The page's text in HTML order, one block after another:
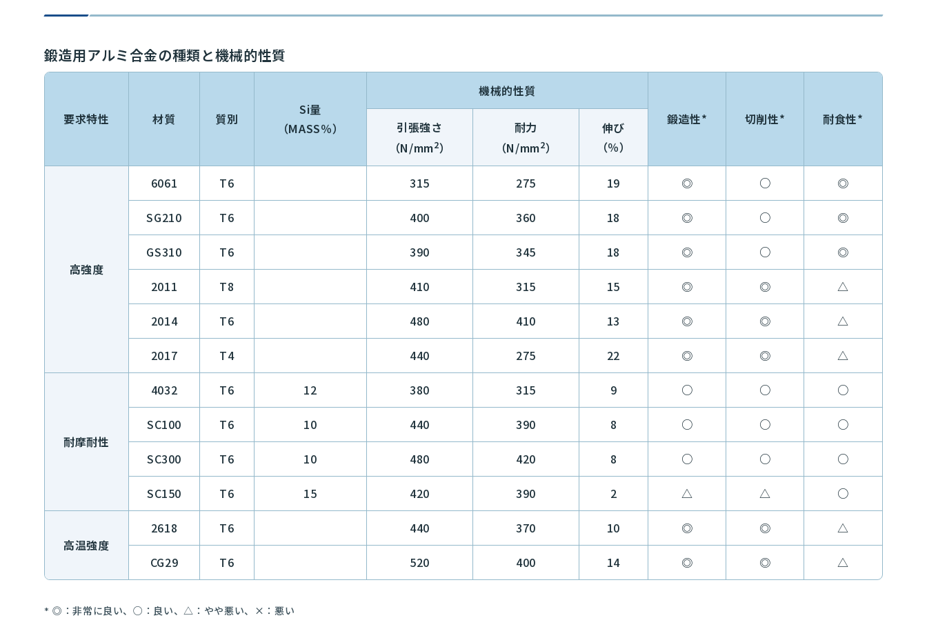
鍛造用アルミ合金の種類と機械的性質
要求特性 材質 質別
Si量
（MASS％）
機械的性質
鍛造性*
切削性* 耐食性*
引張強さ
（N/mm2）
耐力
（N/mm2）
伸び
（％）
高強度
6061 T6 315 275 19 ◎ ○ ◎
SG210 T6 400 360 18 ◎ ○ ◎
GS310 T6 390 345 18 ◎ ○ ◎
2011 T8 410 315 15 ◎ ◎ △
2014 T6 480 410 13 ◎ ◎ △
2017 T4 440 275 22 ◎ ◎ △
耐摩耐性
4032 T6 12 380 315 9 ○ ○ ○
SC100 T6 10 440 390 8 ○ ○ ○
SC300 T6 10 480 420 8 ○ ○ ○
SC150 T6 15 420 390 2 △ △ ○
高温強度
2618 T6 440 370 10 ◎ ◎ △
CG29 T6 520 400 14 ◎ ◎ △
◎：非常に良い、○：良い、△：やや悪い、×：悪い